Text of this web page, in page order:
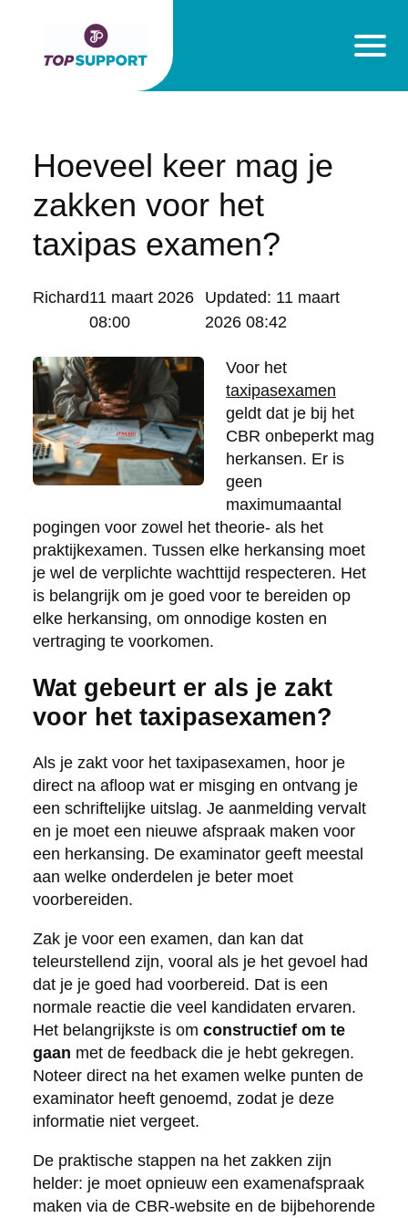
Hoeveel keer mag je
zakken voor het
taxipas examen?
Posted
Richard11 maart 2026
08:00
Updated: 11 maart
2026 08:42
Voor het
taxipasexamen
geldt dat je bij het
CBR onbeperkt mag
herkansen. Er is
geen
maximumaantal
pogingen voor zowel het theorie- als het
praktijkexamen. Tussen elke herkansing moet
je wel de verplichte wachttijd respecteren. Het
is belangrijk om je goed voor te bereiden op
elke herkansing, om onnodige kosten en
vertraging te voorkomen.
Wat gebeurt er als je zakt
voor het taxipasexamen?
Als je zakt voor het taxipasexamen, hoor je
direct na afloop wat er misging en ontvang je
een schriftelijke uitslag. Je aanmelding vervalt
en je moet een nieuwe afspraak maken voor
een herkansing. De examinator geeft meestal
aan welke onderdelen je beter moet
voorbereiden.
Zak je voor een examen, dan kan dat
teleurstellend zijn, vooral als je het gevoel had
dat je je goed had voorbereid. Dat is een
normale reactie die veel kandidaten ervaren.
Het belangrijkste is om constructief om te
gaan met de feedback die je hebt gekregen.
Noteer direct na het examen welke punten de
examinator heeft genoemd, zodat je deze
informatie niet vergeet.
De praktische stappen na het zakken zijn
helder: je moet opnieuw een examenafspraak
maken via de CBR-website en de bijbehorende